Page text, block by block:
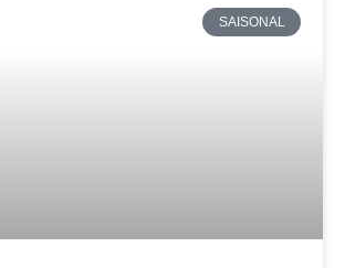
SAISONAL